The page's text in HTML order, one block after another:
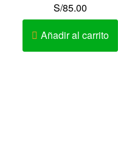
S/85.00
Añadir al carrito